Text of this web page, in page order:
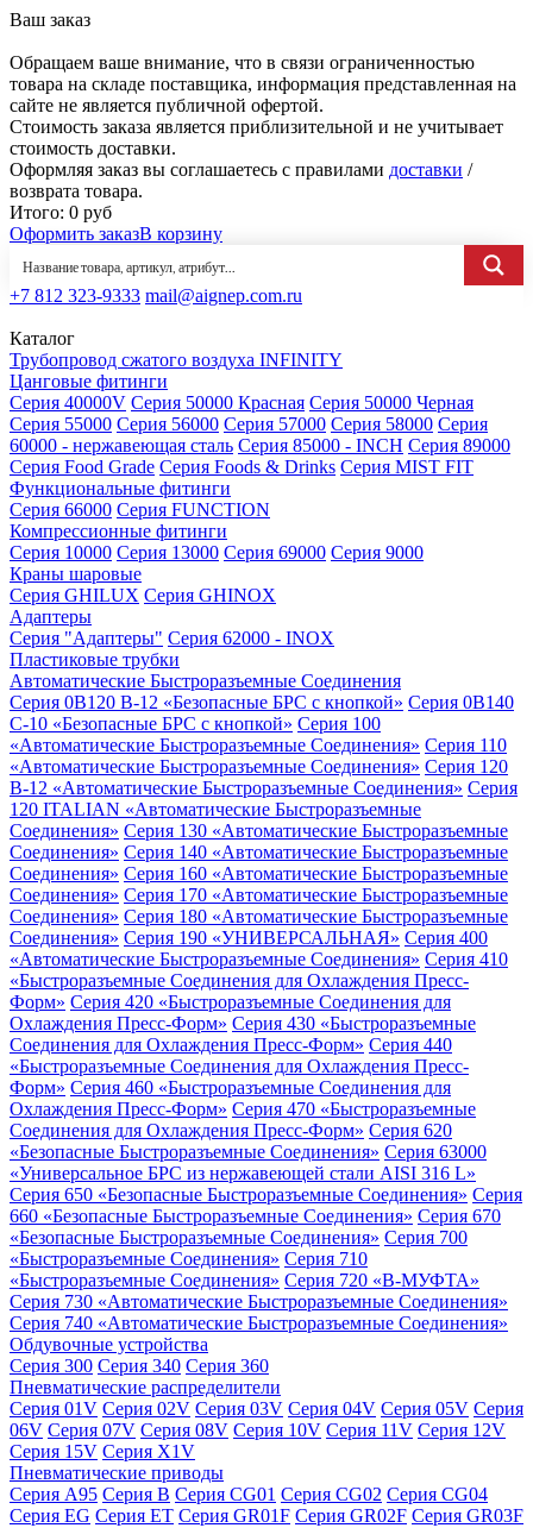
Ваш заказ
Обращаем ваше внимание, что в связи ограниченностью
товара на складе поставщика, информация представленная на
сайте не является публичной офертой.
Стоимость заказа является приблизительной и не учитывает
стоимость доставки.
Оформляя заказ вы соглашаетесь с правилами доставки /
возврата товара.
Итого: 0 руб
Оформить заказВ корзину
+7 812 323-9333 mail@aignep.com.ru
Каталог
Трубопровод сжатого воздуха INFINITY
Цанговые фитинги
Серия 40000V Серия 50000 Красная Серия 50000 Черная
Серия 55000 Серия 56000 Серия 57000 Серия 58000 Серия
60000 - нержавеющая сталь Серия 85000 - INCH Серия 89000
Серия Food Grade Серия Foods & Drinks Серия MIST FIT
Функциональные фитинги
Серия 66000 Серия FUNCTION
Компрессионные фитинги
Серия 10000 Серия 13000 Серия 69000 Серия 9000
Краны шаровые
Серия GHILUX Серия GHINOX
Адаптеры
Серия "Адаптеры" Серия 62000 - INOX
Пластиковые трубки
Автоматические Быстроразъемные Соединения
Серия 0B120 B-12 «Безопасные БРС с кнопкой» Серия 0B140
C-10 «Безопасные БРС с кнопкой» Серия 100
«Автоматические Быстроразъемные Соединения» Серия 110
«Автоматические Быстроразъемные Соединения» Серия 120
B-12 «Автоматические Быстроразъемные Соединения» Серия
120 ITALIAN «Автоматические Быстроразъемные
Соединения» Серия 130 «Автоматические Быстроразъемные
Соединения» Серия 140 «Автоматические Быстроразъемные
Соединения» Серия 160 «Автоматические Быстроразъемные
Соединения» Серия 170 «Автоматические Быстроразъемные
Соединения» Серия 180 «Автоматические Быстроразъемные
Соединения» Серия 190 «УНИВЕРСАЛЬНАЯ» Серия 400
«Автоматические Быстроразъемные Соединения» Серия 410
«Быстроразъемные Соединения для Охлаждения Пресс-
Форм» Серия 420 «Быстроразъемные Соединения для
Охлаждения Пресс-Форм» Серия 430 «Быстроразъемные
Соединения для Охлаждения Пресс-Форм» Серия 440
«Быстроразъемные Соединения для Охлаждения Пресс-
Форм» Серия 460 «Быстроразъемные Соединения для
Охлаждения Пресс-Форм» Серия 470 «Быстроразъемные
Соединения для Охлаждения Пресс-Форм» Серия 620
«Безопасные Быстроразъемные Соединения» Серия 63000
«Универсальное БРС из нержавеющей стали AISI 316 L»
Серия 650 «Безопасные Быстроразъемные Соединения» Серия
660 «Безопасные Быстроразъемные Соединения» Серия 670
«Безопасные Быстроразъемные Соединения» Серия 700
«Быстроразъемные Соединения» Серия 710
«Быстроразъемные Соединения» Серия 720 «B-МУФТА»
Серия 730 «Автоматические Быстроразъемные Соединения»
Серия 740 «Автоматические Быстроразъемные Соединения»
Обдувочные устройства
Серия 300 Серия 340 Серия 360
Пневматические распределители
Серия 01V Серия 02V Серия 03V Серия 04V Серия 05V Серия
06V Серия 07V Серия 08V Серия 10V Серия 11V Серия 12V
Серия 15V Серия X1V
Пневматические приводы
Серия A95 Серия B Серия CG01 Серия CG02 Серия CG04
Серия EG Серия ET Серия GR01F Серия GR02F Серия GR03F